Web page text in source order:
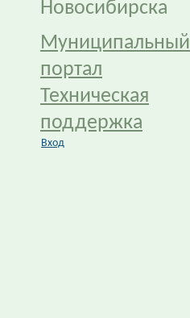
Новосибирска
Муниципальный
портал
Техническая
поддержка
Вход